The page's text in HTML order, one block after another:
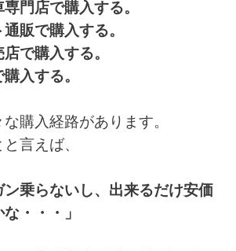
門店で購入する。
販で購入する。
で購入する。
入する。
購入経路があります。
言えば、
ン乗らないし、出来るだけ安価
・・・」